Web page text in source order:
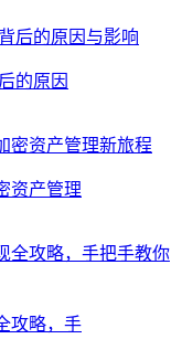
的原因
资产管理
攻略，手